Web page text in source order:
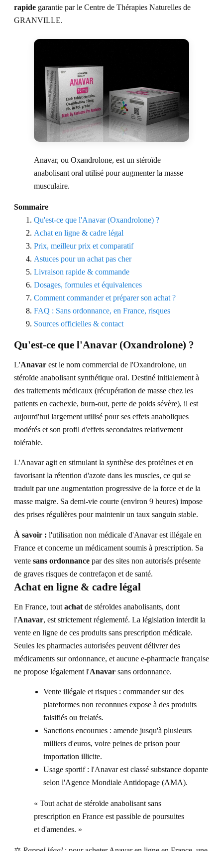
rapide garantie par le Centre de Thérapies Naturelles de
GRANVILLE.
Anavar, ou Oxandrolone, est un stéroïde
anabolisant oral utilisé pour augmenter la masse
musculaire.
Sommaire
Qu'est-ce que l'Anavar (Oxandrolone) ?
Achat en ligne & cadre légal
Prix, meilleur prix et comparatif
Astuces pour un achat pas cher
Livraison rapide & commande
Dosages, formules et équivalences
Comment commander et préparer son achat ?
FAQ : Sans ordonnance, en France, risques
Sources officielles & contact
Qu'est-ce que l'Anavar (Oxandrolone) ?
L'Anavar est le nom commercial de l'Oxandrolone, un
stéroïde anabolisant synthétique oral. Destiné initialement à
des traitements médicaux (récupération de masse chez les
patients en cachexie, burn-out, perte de poids sévère), il est
aujourd'hui largement utilisé pour ses effets anaboliques
modérés et son profil d'effets secondaires relativement
tolérable.
L'Anavar agit en stimulant la synthèse des protéines et en
favorisant la rétention d'azote dans les muscles, ce qui se
traduit par une augmentation progressive de la force et de la
masse maigre. Sa demi-vie courte (environ 9 heures) impose
des prises régulières pour maintenir un taux sanguin stable.
À savoir : l'utilisation non médicale d'Anavar est illégale en
France et concerne un médicament soumis à prescription. Sa
vente sans ordonnance par des sites non autorisés présente
de graves risques de contrefaçon et de santé.
Achat en ligne & cadre légal
En France, tout achat de stéroïdes anabolisants, dont
l'Anavar, est strictement réglementé. La législation interdit la
vente en ligne de ces produits sans prescription médicale.
Seules les pharmacies autorisées peuvent délivrer des
médicaments sur ordonnance, et aucune e-pharmacie française
ne propose légalement l'Anavar sans ordonnance.
Vente illégale et risques : commander sur des
plateformes non reconnues expose à des produits
falsifiés ou frelatés.
Sanctions encourues : amende jusqu'à plusieurs
milliers d'euros, voire peines de prison pour
importation illicite.
Usage sportif : l'Anavar est classé substance dopante
selon l'Agence Mondiale Antidopage (AMA).
« Tout achat de stéroïde anabolisant sans
prescription en France est passible de poursuites
et d'amendes. »